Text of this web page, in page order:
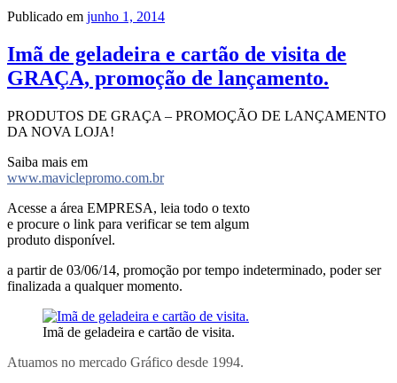
Publicado em junho 1, 2014
Imã de geladeira e cartão de visita de
GRAÇA, promoção de lançamento.
PRODUTOS DE GRAÇA – PROMOÇÃO DE LANÇAMENTO
DA NOVA LOJA!
Saiba mais em
www.maviclepromo.com.br
Acesse a área EMPRESA, leia todo o texto
e procure o link para verificar se tem algum
produto disponível.
a partir de 03/06/14, promoção por tempo indeterminado, poder ser
finalizada a qualquer momento.
Imã de geladeira e cartão de visita.
Atuamos no mercado Gráfico desde 1994.